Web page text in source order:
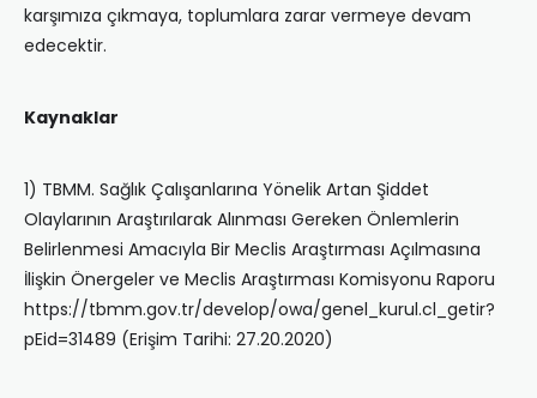
karşımıza çıkmaya, toplumlara zarar vermeye devam
edecektir.
Kaynaklar
1) TBMM. Sağlık Çalışanlarına Yönelik Artan Şiddet
Olaylarının Araştırılarak Alınması Gereken Önlemlerin
Belirlenmesi Amacıyla Bir Meclis Araştırması Açılmasına
İlişkin Önergeler ve Meclis Araştırması Komisyonu Raporu
https://tbmm.gov.tr/develop/owa/genel_kurul.cl_getir?
pEid=31489 (Erişim Tarihi: 27.20.2020)